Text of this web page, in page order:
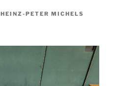
HEINZ-PETER MICHELS